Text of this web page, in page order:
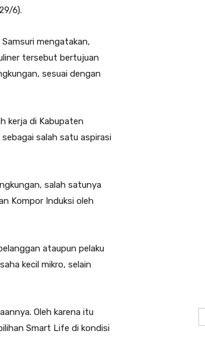
6).
mengatakan,
tersebut bertujuan
sesuai dengan
kerja di Kabupaten
salah satu aspirasi
salah satunya
Kompor Induksi oleh
ataupun pelaku
kecil mikro, selain
Oleh karena itu
Smart Life di kondisi